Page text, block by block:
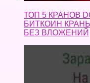
ТОП 5 КРАНОВ
БИТКОИН
БЕЗ ВЛОЖЕНИЙ